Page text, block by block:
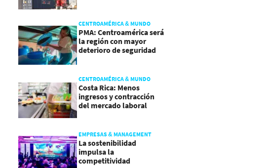
CENTROAMÉRICA & MUNDO
PMA: Centroamérica será
la región con mayor
deterioro de seguridad
CENTROAMÉRICA & MUNDO
Costa Rica: Menos
ingresos y contracción
del mercado laboral
EMPRESAS & MANAGEMENT
La sostenibilidad
impulsa la
competitividad